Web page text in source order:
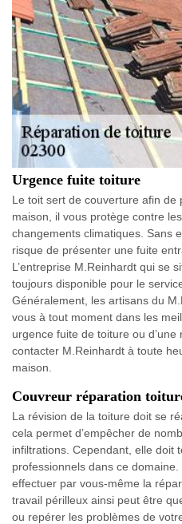
Urgence fuite toiture
Le toit sert de couverture afin de
maison, il vous protège contre
changements climatiques. Sans
risque de présenter une fuite
L’entreprise M.Reinhardt qui se
toujours disponible pour le
Généralement, les artisans du
vous à tout moment dans les
urgence fuite de toiture ou
contacter M.Reinhardt à toute
maison.
Couvreur réparation
La révision de la toiture doit se
cela permet d’empêcher de
infiltrations. Cependant, elle doit
professionnels dans ce
effectuer par vous-même la
travail périlleux ainsi peut être
ou repérer les problèmes de